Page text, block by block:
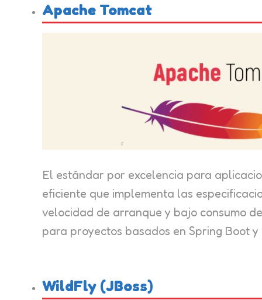
Apache Tomcat
El estándar por excelencia para
eficiente que implementa las
velocidad de arranque y bajo consumo
para proyectos basados en Spring Boot
WildFly (JBoss)